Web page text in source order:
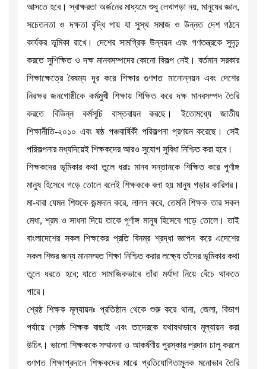
আসতে হবে। স্বাক্ষরতা অর্জনের মাধ্যমে শুধু লেখাপড়া নয়, মানুষের জ্ঞান,
সচেতনতা ও দক্ষতা বৃদ্ধি পায় যা সুস্থ সমাজ ও উন্নত দেশ গঠনে
কার্যকর ভূমিকা রাখে। দেশের সামগ্রিক উন্নয়ন এবং গণতন্ত্রকে সুদৃঢ়
করতে সুশিক্ষিত ও দক্ষ মানবসম্পদের কোনো বিকল্প নেই। বর্তমান সরকার
শিক্ষাক্ষেত্রে বৈষম্য দূর করে শিক্ষার গুণগত মানোন্নয়ন এবং দেশের
নিরক্ষর জনগোষ্ঠীকে কর্মমুখী শিক্ষায় শিক্ষিত করে দক্ষ মানবসম্পদ তৈরি
করতে বিভিন্ন কর্মসূচি বাস্তবায়ন করছে। ইতোমধ্যে জাতীয়
শিক্ষানীতি-২০১০ এবং ষষ্ঠ পঞ্চবার্ষিকী পরিকল্পনা প্রণয়ন করেছে। সেই
পরিকল্পনার মধ্যদিয়েই শিক্ষকদের আরও সুযোগ সুবিধা নিশ্চিত করা হবে।
শিক্ষকদের ভূমিকার কথা তুলে ধরাঃ মানব সন্তানকে শিক্ষিত করে পূর্ণাঙ্গ
মানুষ হিসেবে গড়ে তোলে বলেই শিক্ষককে বলা হয় মানুষ গড়ার কারিগর।
মা-বাবা যেমন শিশুকে জন্মদান করে, লালন করে, তেমনি শিক্ষক তার সকল
মেধা, শ্রম ও সাধনা দিয়ে তাকে পূর্ণাঙ্গ মানুষ হিসেবে গড়ে তোলে। তাই
বাংলাদেশের সকল শিক্ষকের প্রতি বিনম্র শ্রদ্ধা জ্ঞাপন করে এদেশের
সকল শিশুর জন্য মানসম্মত শিক্ষা নিশ্চিত করার লক্ষ্যে তাঁদের ভূমিকার কথা
তুলে ধরতে হবে; যাতে সামাজিকভাবে তাঁরা মর্যাদা নিয়ে বেঁচে থাকতে
পারে।
শ্রেষ্ঠ শিক্ষক মূল্যায়নঃ প্রতিষ্ঠান থেকে শুরু করে থানা, জেলা, বিভাগ
পর্যায়ে শ্রেষ্ঠ শিক্ষক বাছাই এবং তাদেরকে যথাযথভাবে মূল্যায়ন করা
উচিৎ। ভালো শিক্ষককে সম্মাননা ও আকর্ষণীয় পুরস্কার প্রদান চালু করলে
গুণগত শিক্ষাপ্রদানে শিক্ষকদের মাঝে প্রতিযোগিতামূলক মনোভাব তৈরি